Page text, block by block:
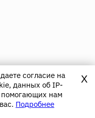
согласие на
данных об IP-
помогающих нам
Подробнее
X